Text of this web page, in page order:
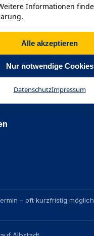
Informationen
Alle akzeptieren
Nur notwendige Cookies
DatenschutzImpressum
Fahrzeuge aller
Sie von einer
Abwicklung.
– oft kurzfristig